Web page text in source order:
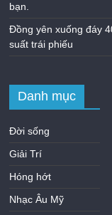
bạn.
Đồng yên xuống đáy
suất trái phiếu
Danh mục
Đời sống
Giải Trí
Hóng hớt
Nhạc Âu Mỹ